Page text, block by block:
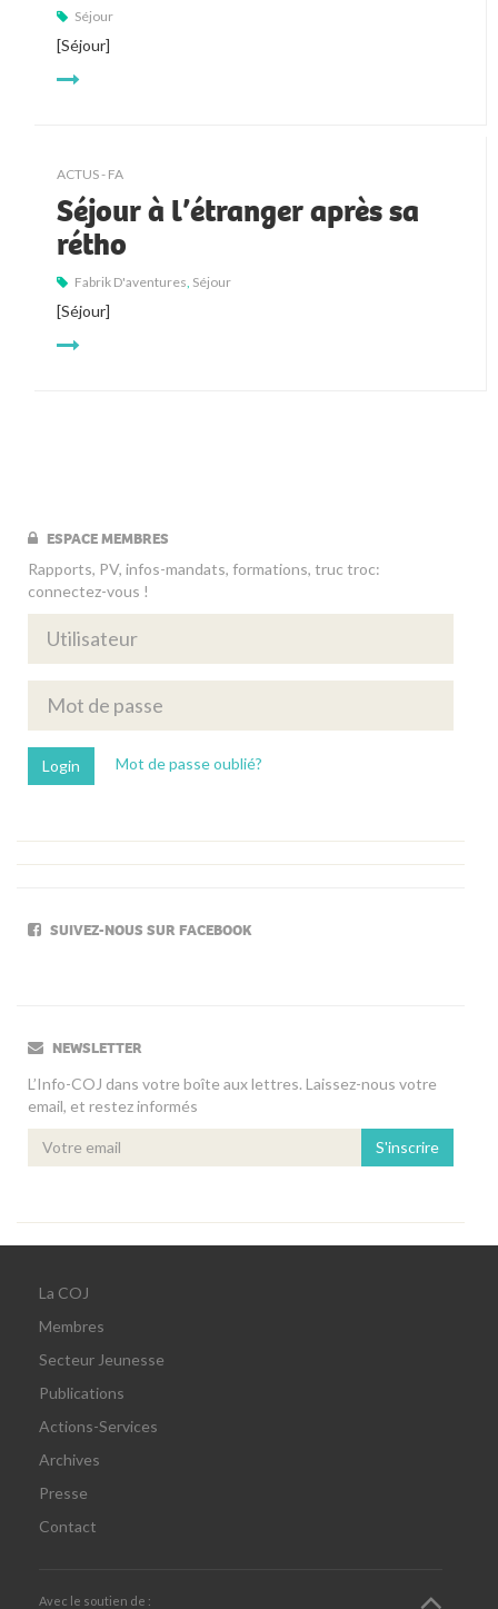
Séjour
[Séjour]
ACTUS - FA
Séjour à l’étranger après sa
rétho
Fabrik D'aventures Séjour
[Séjour]
ESPACE MEMBRES
Rapports, PV, infos-mandats, formations, truc troc:
connectez-vous !
Mot de passe oublié?
SUIVEZ-NOUS SUR FACEBOOK
NEWSLETTER
L’Info-COJ dans votre boîte aux lettres. Laissez-nous votre
email, et restez informés
S'inscrire
La COJ
Membres
Secteur Jeunesse
Publications
Actions-Services
Archives
Presse
Contact
Avec le soutien de :